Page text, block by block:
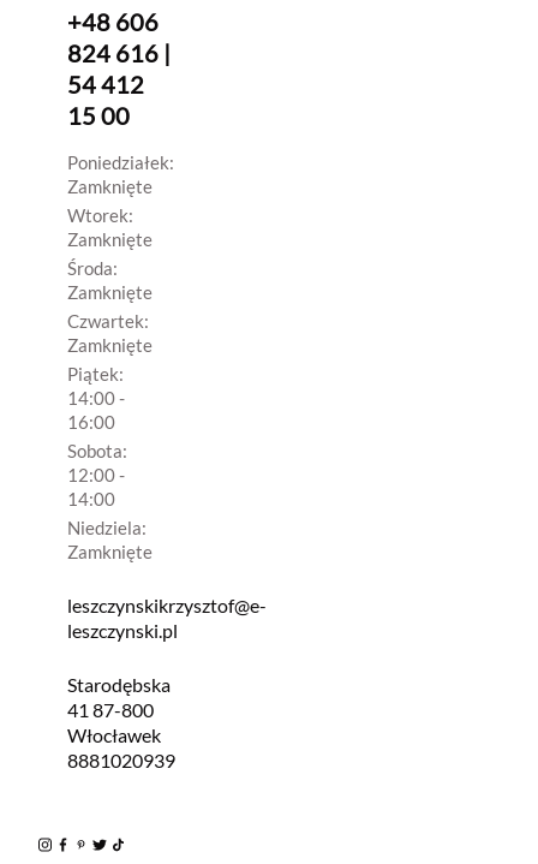
+48 606
824 616 |
54 412
15 00
Poniedziałek:
Zamknięte
Wtorek:
Zamknięte
Środa:
Zamknięte
Czwartek:
Zamknięte
Piątek:
14:00 -
16:00
Sobota:
12:00 -
14:00
Niedziela:
Zamknięte
leszczynskikrzysztof@e-
leszczynski.pl
Starodębska
41 87-800
Włocławek
8881020939